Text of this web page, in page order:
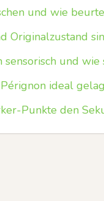
und wie
und
ideal
Punkte den